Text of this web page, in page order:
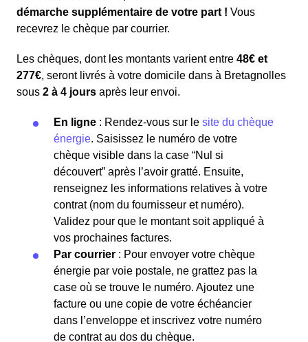
démarche supplémentaire de votre part ! Vous
recevrez le chèque par courrier.
Les chèques, dont les montants varient entre 48€ et
277€, seront livrés à votre domicile dans à Bretagnolles
sous 2 à 4 jours après leur envoi.
En ligne : Rendez-vous sur le site du chèque
énergie. Saisissez le numéro de votre
chèque visible dans la case “Nul si
découvert” après l’avoir gratté. Ensuite,
renseignez les informations relatives à votre
contrat (nom du fournisseur et numéro).
Validez pour que le montant soit appliqué à
vos prochaines factures.
Par courrier : Pour envoyer votre chèque
énergie par voie postale, ne grattez pas la
case où se trouve le numéro. Ajoutez une
facture ou une copie de votre échéancier
dans l’enveloppe et inscrivez votre numéro
de contrat au dos du chèque.